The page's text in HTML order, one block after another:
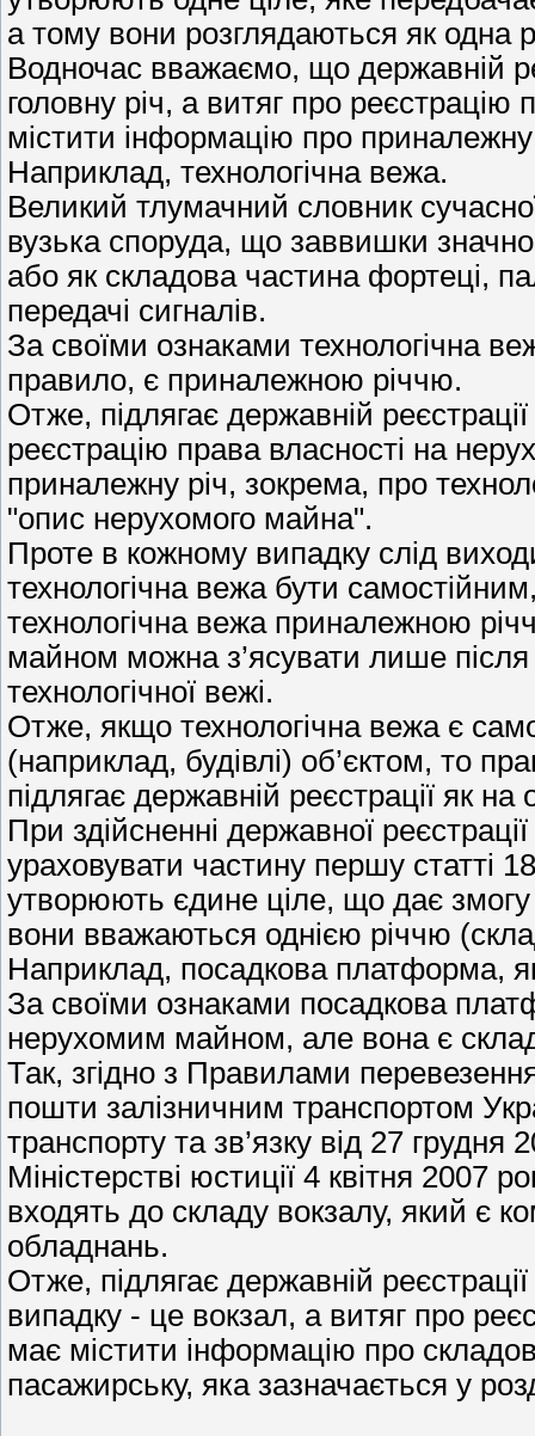
а тому вони розглядаються як одна
Водночас вважаємо, що державній
головну річ, а витяг про
містити інформацію про
Наприклад, технологічна вежа.
Великий тлумачний словник
вузька споруда, що заввишки
або як складова частина фортеці,
передачі сигналів.
За своїми ознаками технологічна
правило, є приналежною річчю.
Отже, підлягає державній
реєстрацію права власності на
приналежну річ, зокрема, про
"опис нерухомого майна".
Проте в кожному випадку слід
технологічна вежа бути
технологічна вежа приналежною
майном можна з’ясувати лише після
технологічної вежі.
Отже, якщо технологічна вежа є
(наприклад, будівлі) об’єктом, то
підлягає державній реєстрації як на
При здійсненні державної
ураховувати частину першу статті
утворюють єдине ціле, що дає
вони вважаються однією річчю
Наприклад, посадкова платформа,
За своїми ознаками посадкова
нерухомим майном, але вона є
Так, згідно з Правилами
пошти залізничним транспортом
транспорту та зв’язку від 27
Міністерстві юстиції 4 квітня
входять до складу вокзалу, який є
обладнань.
Отже, підлягає державній
випадку - це вокзал, а витяг про
має містити інформацію про
пасажирську, яка зазначається у